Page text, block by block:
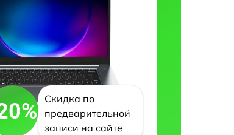
Скидка по
предварительной
записи на сайте